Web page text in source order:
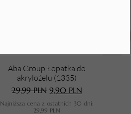
Aba Group Łopatka do
akrylożelu (1335)
29,99PLN 9,90 PLN
Najniższa cena z ostatnich 30 dni:
29,99 PLN